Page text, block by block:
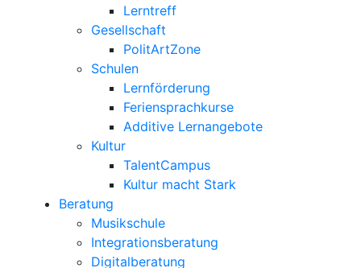
Lerntreff
Gesellschaft
PolitArtZone
Schulen
Lernförderung
Feriensprachkurse
Additive Lernangebote
Kultur
TalentCampus
Kultur macht Stark
Beratung
Musikschule
Integrationsberatung
Digitalberatung